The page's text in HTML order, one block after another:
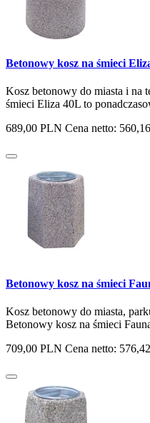
Betonowy kosz na śmieci
Kosz betonowy do miasta i na
śmieci Eliza 40L to
689,00 PLN Cena netto:
Betonowy kosz na śmieci
Kosz betonowy do miasta,
Betonowy kosz na śmieci
709,00 PLN Cena netto: